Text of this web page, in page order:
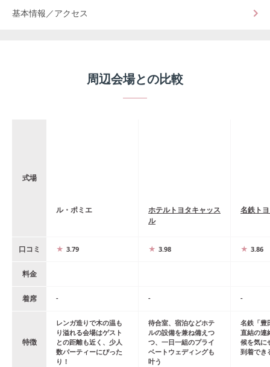
基本情報／アクセス
周辺会場との比較
式場
ル・ポミエ
ホテルトヨタキャッス
ル
名鉄ト
口コミ 3.79 3.98 3.86
料金
着席 - - -
特徴
レンガ造りで木の温も
り溢れる会場はゲスト
との距離も近く、少人
数パーティーにぴった
り！
待合室、宿泊などホテ
ルの設備を兼ね備えつ
つ、一日一組のプライ
ベートウェディングも
叶う
名鉄「豊
直結の連
候を気に
到着でき